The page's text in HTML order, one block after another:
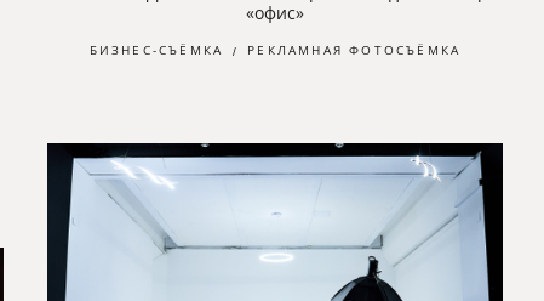
«офис»
БИЗНЕС-СЪЁМКА РЕКЛАМНАЯ ФОТОСЪЁМКА